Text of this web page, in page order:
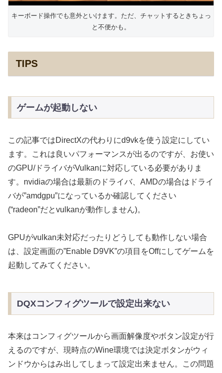
キーボード操作でも意外といけます。ただ、チャットするときちょっ
と不便かも。
TIPS
ゲームが起動しない
この記事ではDirectXの代わりにd9vkを使う設定にしてい
ます。これは良いパフォーマンスが出るのですが、お使い
のGPU/ドライバがVulkanに対応している必要がありま
す。nvidiaの場合は最新のドライバ、AMDの場合はドライ
バが”amdgpu”になっているか確認してください
(“radeon”だとvulkanが動作しません)。
GPUがvulkan未対応だったりどうしても動作しない場合
は、設定画面の”Enable D9VK”の項目をOffにしてゲームを
起動してみてください。
DQXコンフィグツールで設定出来ない
本来はコンフィグツールから画面解像度やボタン設定が行
えるのですが、現時点のWine環境では決定ボタンがウィ
ンドウからはみ出してしまって設定出来ません。この問題